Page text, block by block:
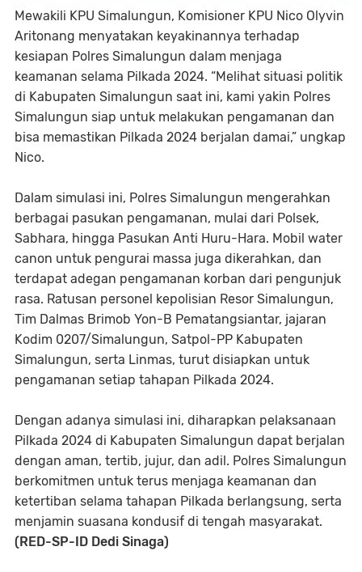
Mewakili KPU Simalungun, Komisioner KPU Nico Olyvin
Aritonang menyatakan keyakinannya terhadap
kesiapan Polres Simalungun dalam menjaga
keamanan selama Pilkada 2024. “Melihat situasi politik
di Kabupaten Simalungun saat ini, kami yakin Polres
Simalungun siap untuk melakukan pengamanan dan
bisa memastikan Pilkada 2024 berjalan damai,” ungkap
Nico.
Dalam simulasi ini, Polres Simalungun mengerahkan
berbagai pasukan pengamanan, mulai dari Polsek,
Sabhara, hingga Pasukan Anti Huru-Hara. Mobil water
canon untuk pengurai massa juga dikerahkan, dan
terdapat adegan pengamanan korban dari pengunjuk
rasa. Ratusan personel kepolisian Resor Simalungun,
Tim Dalmas Brimob Yon-B Pematangsiantar, jajaran
Kodim 0207/Simalungun, Satpol-PP Kabupaten
Simalungun, serta Linmas, turut disiapkan untuk
pengamanan setiap tahapan Pilkada 2024.
Dengan adanya simulasi ini, diharapkan pelaksanaan
Pilkada 2024 di Kabupaten Simalungun dapat berjalan
dengan aman, tertib, jujur, dan adil. Polres Simalungun
berkomitmen untuk terus menjaga keamanan dan
ketertiban selama tahapan Pilkada berlangsung, serta
menjamin suasana kondusif di tengah masyarakat.
(RED-SP-ID Dedi Sinaga)